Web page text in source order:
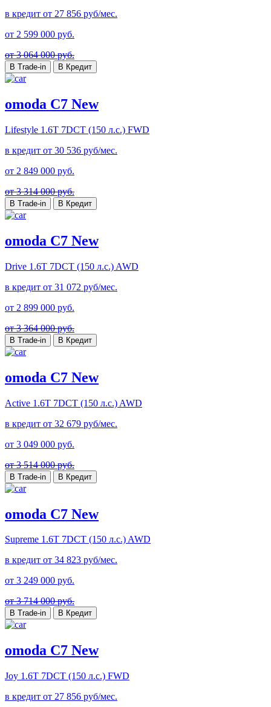
в кредит от 27 856 руб/мес.
от 2 599 000 руб.
от 3 064 000 руб.
В Trade-in В Кредит
omoda C7 New
Lifestyle 1.6T 7DCT (150 л.с.) FWD
в кредит от 30 536 руб/мес.
от 2 849 000 руб.
от 3 314 000 руб.
В Trade-in В Кредит
omoda C7 New
Drive 1.6T 7DCT (150 л.с.) AWD
в кредит от 31 072 руб/мес.
от 2 899 000 руб.
от 3 364 000 руб.
В Trade-in В Кредит
omoda C7 New
Active 1.6T 7DCT (150 л.с.) AWD
в кредит от 32 679 руб/мес.
от 3 049 000 руб.
от 3 514 000 руб.
В Trade-in В Кредит
omoda C7 New
Supreme 1.6T 7DCT (150 л.с.) AWD
в кредит от 34 823 руб/мес.
от 3 249 000 руб.
от 3 714 000 руб.
В Trade-in В Кредит
omoda C7 New
Joy 1.6T 7DCT (150 л.с.) FWD
в кредит от 27 856 руб/мес.